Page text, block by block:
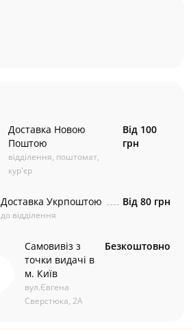
Доставка Новою
Поштою
відділення, поштомат,
кур'єр
Від 100
грн
Доставка Укрпоштою
до відділення
Від 80 грн
Самовивіз з
точки видачі в
м. Київ
вул.Євгена
Сверстюка, 2А
Безкоштовно